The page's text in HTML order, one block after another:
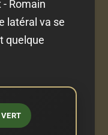
Romain
latéral va se
quelque